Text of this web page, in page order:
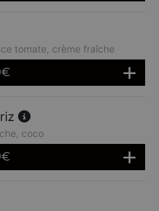
tomate, crème fraîche
€
coco
€